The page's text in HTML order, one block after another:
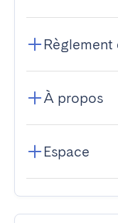
À propos
Espace